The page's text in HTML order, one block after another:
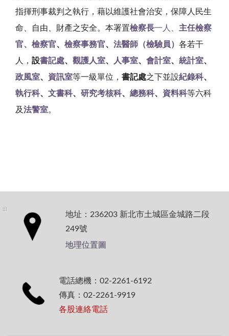
指揮刑事裁判之執行，藉以維護社會治安，保障人民生
命、自由、財產之安全。本署置檢察長一人、 主任檢察
官、檢察官、 檢察事務官、 法醫師（檢驗員） 各若干
人， 設書記處、 觀護人室、 人事室、 會計室、 統計室、
政風室、 資訊室等一級單位， 書記處之下並設紀錄科、
執行科、 文書科、 研究考核科、 總務科、 資料科等六科
及法警室。
:::
地址：236203 新北市土城區金城路二段
249號
地理位置圖
電話總機：02-2261-6192
傳真：02-2261-9919
各股連絡電話